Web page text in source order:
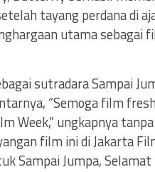
tayang perdana di
utama
sutradara Sampai
“Semoga film
Week,” ungkapnya
film ini di Jakarta
Sampai Jumpa,